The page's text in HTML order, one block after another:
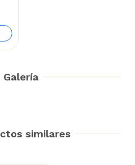
Galería
similares